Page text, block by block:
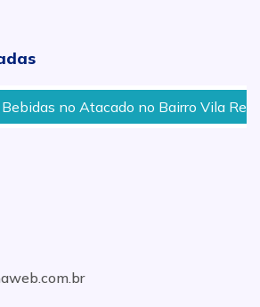
no Atacado no Bairro Vila